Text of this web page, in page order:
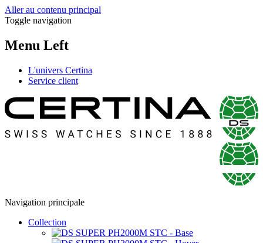
Aller au contenu principal
Toggle navigation
Menu Left
L'univers Certina
Service client
Navigation principale
Collection